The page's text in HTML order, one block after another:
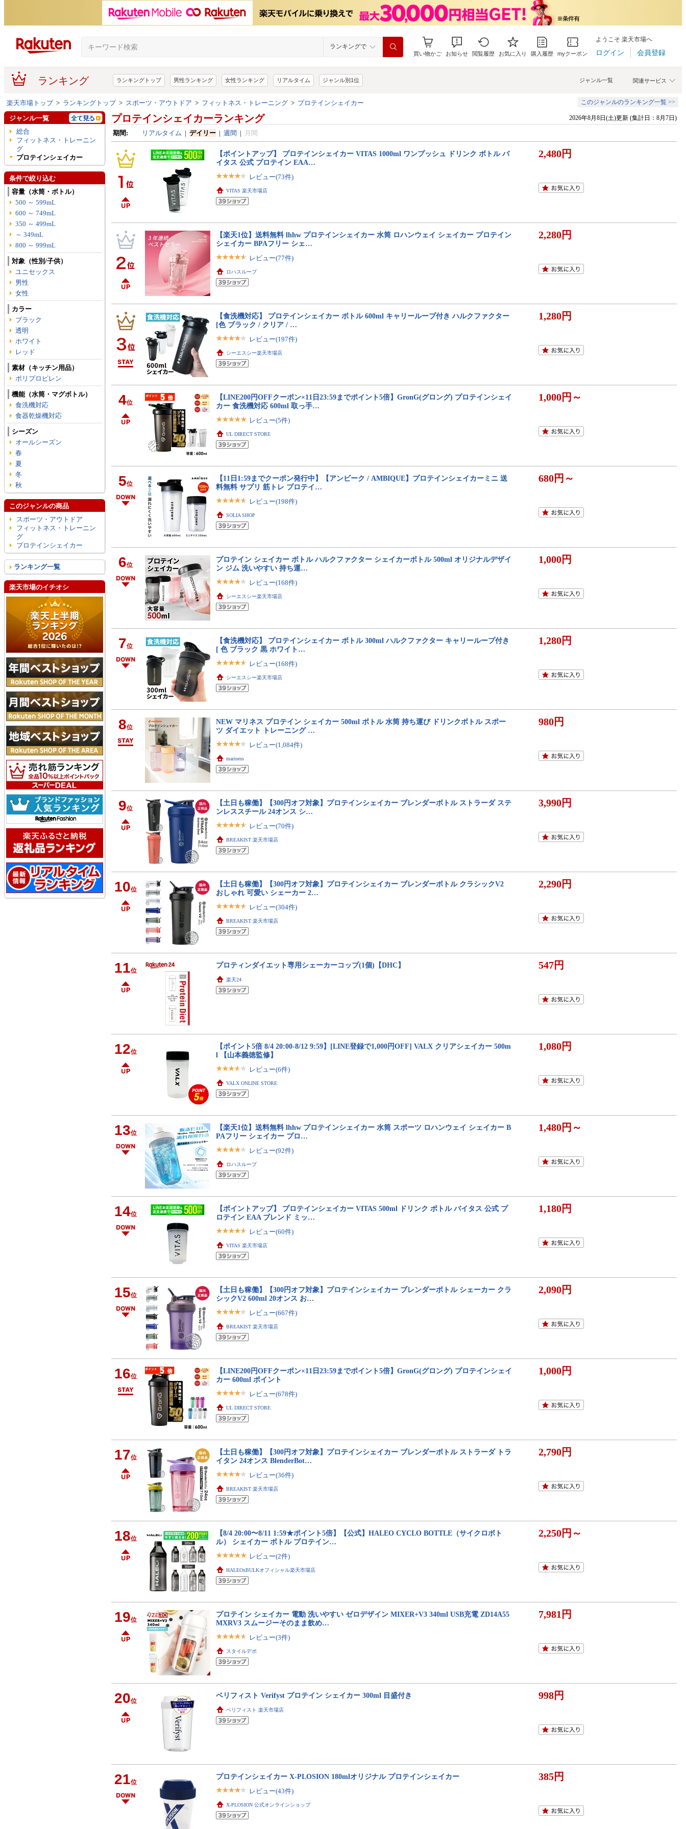
ランキングで
買い物かご お知らせ 閲覧履歴 お気に入り 購入履歴 myクーポン
ようこそ 楽天市場へ
ログイン 会員登録
ランキング 関連サービス
ジャンル一覧
ランキングトップ 男性ランキング 女性ランキング リアルタイム ジャンル別1位
楽天市場トップ> ランキングトップ> スポーツ・アウトドア > フィットネス・トレーニング > プロテインシェイカー このジャンルのランキング一覧 >>
プロテインシェイカーランキング 2026年8月8日(土)更新 (集計日：8月7日)
期間: リアルタイム | デイリー| 週間 | 月間
【ポイントアップ】 プロテインシェイカー VITAS 1000ml ワンプッシュ ドリンク ボトル バ
イタス 公式 プロテイン EAA…
レビュー(73件)
VITAS 楽天市場店
2,480円
【楽天1位】送料無料 lhhw プロテインシェイカー 水筒 ロハンウェイ シェイカー プロテイン
シェイカー BPAフリー シェ…
レビュー(77件)
ロハスループ
2,280円
【食洗機対応】 プロテインシェイカー ボトル 600ml キャリーループ付き ハルクファクター
[色 ブラック / クリア / …
レビュー(197件)
シーエスシー楽天市場店
1,280円
4位
【LINE200円OFFクーポン×11日23:59までポイント5倍】GronG(グロング) プロテインシェイ
カー 食洗機対応 600ml 取っ手…
レビュー(5件)
UL DIRECT STORE
1,000円～
5位
【11日1:59までクーポン発行中】【アンビーク / AMBIQUE】プロテインシェイカーミニ 送
料無料 サプリ 筋トレ プロテイ…
レビュー(198件)
SOLIA SHOP
680円～
6位
プロテイン シェイカー ボトル ハルクファクター シェイカーボトル 500ml オリジナルデザイ
ン ジム 洗いやすい 持ち運…
レビュー(168件)
シーエスシー楽天市場店
1,000円
7位
【食洗機対応】 プロテインシェイカー ボトル 300ml ハルクファクター キャリーループ付き
[ 色 ブラック 黒 ホワイト…
レビュー(168件)
シーエスシー楽天市場店
1,280円
8位
NEW マリネス プロテイン シェイカー 500ml ボトル 水筒 持ち運び ドリンクボトル スポー
ツ ダイエット トレーニング …
レビュー(1,084件)
mariness
980円
9位
【土日も稼働】【300円オフ対象】プロテインシェイカー ブレンダーボトル ストラーダ ステ
ンレススチール 24オンス シ…
レビュー(70件)
BREAKIST 楽天市場店
3,990円
10位
【土日も稼働】【300円オフ対象】プロテインシェイカー ブレンダーボトル クラシックV2
おしゃれ 可愛い シェーカー 2…
レビュー(304件)
BREAKIST 楽天市場店
2,290円
11位
プロティンダイエット専用シェーカーコップ(1個)【DHC】
楽天24
547円
12位
【ポイント5倍 8/4 20:00-8/12 9:59】[LINE登録で1,000円OFF] VALX クリアシェイカー 500m
l 【山本義徳監修】
レビュー(6件)
VALX ONLINE STORE
1,080円
13位
【楽天1位】送料無料 lhhw プロテインシェイカー 水筒 スポーツ ロハンウェイ シェイカー B
PAフリー シェイカー プロ…
レビュー(92件)
ロハスループ
1,480円～
14位
【ポイントアップ】 プロテインシェイカー VITAS 500ml ドリンク ボトル バイタス 公式 プ
ロテイン EAA ブレンド ミッ…
レビュー(60件)
VITAS 楽天市場店
1,180円
15位
【土日も稼働】【300円オフ対象】プロテインシェイカー ブレンダーボトル シェーカー クラ
シックV2 600ml 20オンス お…
レビュー(667件)
BREAKIST 楽天市場店
2,090円
16位
【LINE200円OFFクーポン×11日23:59までポイント5倍】GronG(グロング) プロテインシェイ
カー 600ml ポイント
レビュー(678件)
UL DIRECT STORE
1,000円
17位
【土日も稼働】【300円オフ対象】プロテインシェイカー ブレンダーボトル ストラーダ トラ
イタン 24オンス BlenderBot…
レビュー(36件)
BREAKIST 楽天市場店
2,790円
18位
【8/4 20:00〜8/11 1:59★ポイント5倍】【公式】HALEO CYCLO BOTTLE（サイクロボト
ル） シェイカー ボトル プロテイン…
レビュー(2件)
HALEOxBULKオフィシャル楽天市場店
2,250円～
19位
プロテイン シェイカー 電動 洗いやすい ゼロデザイン MIXER+V3 340ml USB充電 ZD14A55
MXRV3 スムージーそのまま飲め…
レビュー(3件)
スタイルデポ
7,981円
20位
ベリフィスト Verifyst プロテイン シェイカー 300ml 目盛付き
ベリフィスト 楽天市場店
998円
21位
プロテインシェイカー X-PLOSION 180mlオリジナル プロテインシェイカー
レビュー(43件)
X-PLOSION 公式オンラインショップ
385円
ジャンル一覧
総合
フィットネス・トレーニン
グ
プロテインシェイカー
条件で絞り込む
容量（水筒・ボトル）
500 ～ 599mL
600 ～ 749mL
350 ～ 499mL
～ 349mL
800 ～ 999mL
対象（性別/子供）
ユニセックス
男性
女性
カラー
ブラック
透明
ホワイト
レッド
素材（キッチン用品）
ポリプロピレン
機能（水筒・マグボトル）
食洗機対応
食器乾燥機対応
シーズン
オールシーズン
春
夏
冬
秋
このジャンルの商品
スポーツ・アウトドア
フィットネス・トレーニン
グ
プロテインシェイカー
ランキング一覧
楽天市場のイチオシ